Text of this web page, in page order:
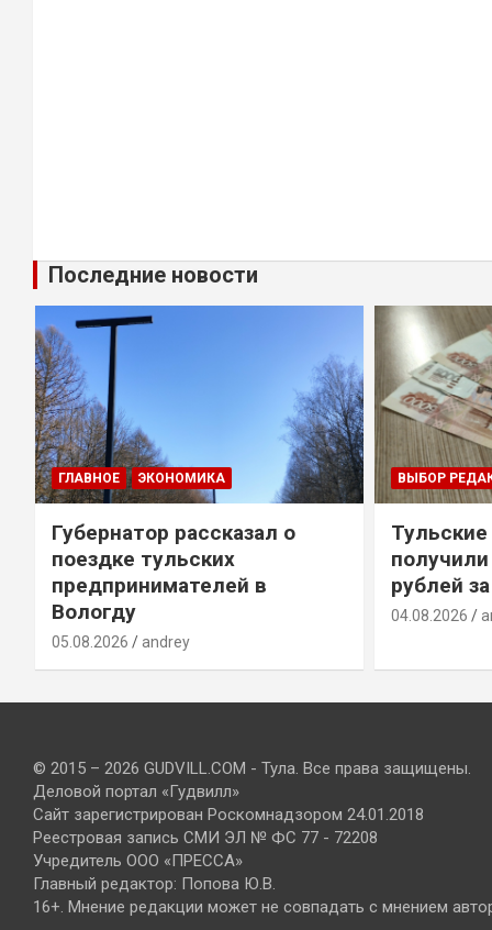
Последние новости
ГЛАВНОЕ ЭКОНОМИКА
Губернатор рассказал о
поездке тульских
предпринимателей в
Вологду
05.08.2026 andrey
ВЫБОР
рублей
04.08.2026
© 2015 – 2026 GUDVILL.COM - Тула. Все права защищены.
Деловой портал «Гудвилл»
Сайт зарегистрирован Роскомнадзором 24.01.2018
Реестровая запись СМИ ЭЛ № ФС 77 - 72208
Учредитель ООО «ПРЕССА»
Главный редактор: Попова Ю.В.
16+. Мнение редакции может не совпадать с мнением